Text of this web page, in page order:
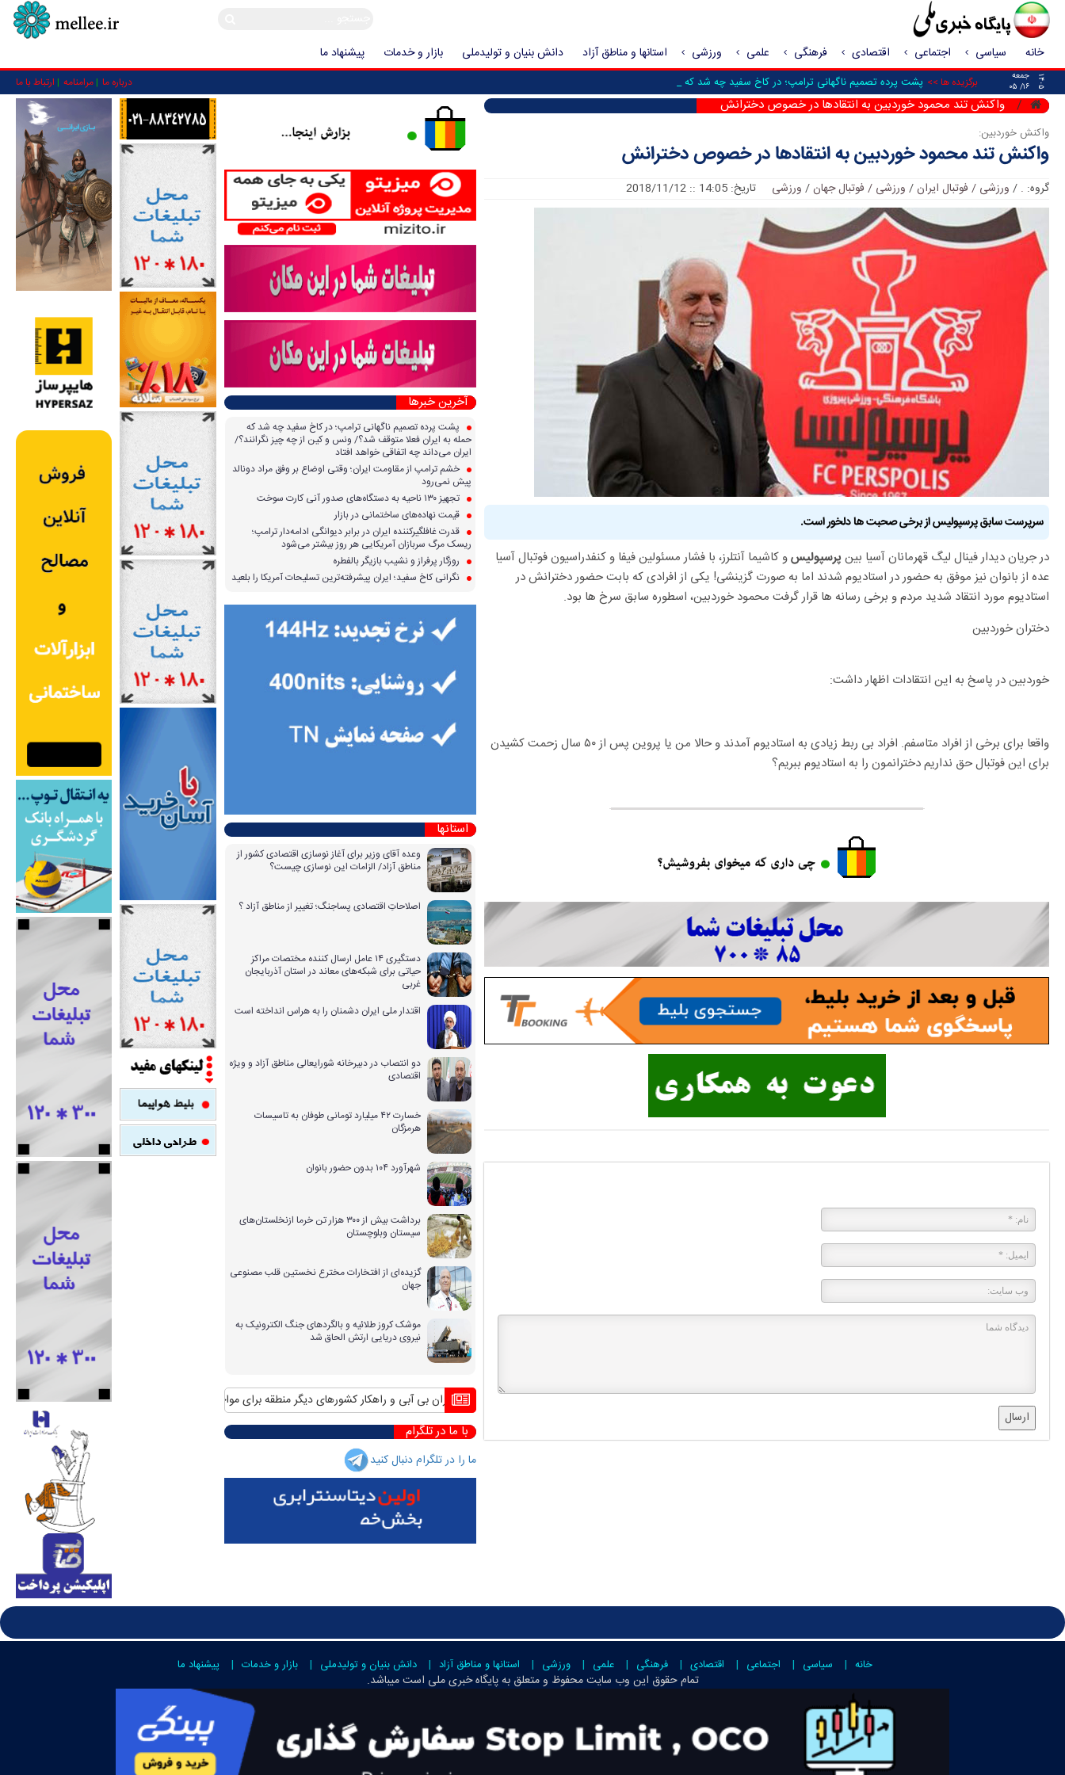
خانه سیاسی اجتماعی اقتصادی فرهنگی علمی ورزشی استانها و مناطق آزاد دانش بنیان و تولیدملی بازار و خدمات پیشنهاد ما
۱۴۰۵
جمعه
۱۶/ ۰۵
برگزیده ها >> پشت پرده تصمیم ناگهانی ترامپ؛ در کاخ سفید چه شد که حمله به _ درباره ما مرامنامه ارتباط با ما
واکنش تند محمود خوردبین به انتقادها در خصوص دخترانش
واکنش خوردبین:
واکنش تند محمود خوردبین به انتقادها در خصوص دخترانش
گروه: .
/ ورزشی / فوتبال ایران/ ورزشی / فوتبال جهان/ ورزشی تاریخ: 14:05 :: 2018/11/12
سرپرست سابق پرسپولیس از برخی صحبت ها دلخور است.
در جریان دیدار فینال لیگ قهرمانان آسیا بینپرسپولیسو کاشیما آنتلرز، با فشار مسئولین فیفا و کنفدراسیون فوتبال آسیا
عده از بانوان نیز موفق به حضور در استادیوم شدند اما به صورت گزینشی! یکی از افرادی که بابت حضور دخترانش در
استادیوم مورد انتقاد شدید مردم و برخی رسانه ها قرار گرفت محمود خوردبین، اسطوره سابق سرخ ها بود.
دختران خوردبین
خوردبین در پاسخ به این انتقادات اظهار داشت:
واقعا برای برخی از افراد متاسفم. افراد بی ربط زیادی به استادیوم آمدند و حالا من یا پروین پس از ۵۰ سال زحمت کشیدن
برای این فوتبال حق نداریم دخترانمون را به استادیوم ببریم؟
ارسال
آخرین خبرها
پشت پرده تصمیم ناگهانی ترامپ؛ در کاخ سفید چه شد که
حمله به ایران فعلا متوقف شد؟/ ونس و کین از چه چیز نگرانند؟/
ایران می‌داند چه اتفاقی خواهد افتاد
خشم ترامپ از مقاومت ایران؛ وقتی اوضاع بر وفق مراد دونالد
پیش نمی‌رود
تجهیز ۱۳۰ ناحیه به دستگاه‌های صدور آنی کارت سوخت
قیمت نهاده‌های ساختمانی در بازار
قدرت غافلگیرکننده ایران در برابر دیوانگی ادامه‌دار ترامپ؛
ریسک مرگ سربازان آمریکایی هر روز بیشتر می‌شود
روزگار پرفراز و نشیب بازیگر بالفطره
نگرانی کاخ سفید؛ ایران پیشرفته‌ترین تسلیحات آمریکا را بلعید
استانها
وعده آقای وزیر برای آغاز نوسازی اقتصادی کشور از
مناطق آزاد/ الزامات این نوسازی چیست؟
اصلاحاتِ اقتصادی پساجنگ؛ تغییر از مناطق آزاد ؟
دستگیری ۱۴ عامل ارسال کننده مختصات مراکز
حیاتی برای شبکه‌های معاند در استان آذربایجان
غربی
اقتدار ملی ایران دشمنان را به هراس انداخته است
دو انتصاب در دبیرخانه شورایعالی مناطق آزاد و ویژه
اقتصادی
خسارت ۴۲ میلیارد تومانی طوفان به تاسیسات
هرمزگان
شهرآورد ۱۰۴ بدون حضور بانوان
برداشت بیش از ۳۰۰ هزار تن خرما ازنخلستان‌های
سیستان وبلوچستان
گزیده‌ای از افتخارات مخترع نخستین قلب مصنوعی
جهان
موشک کروز طلائیه و بالگردهای جنگ الکترونیک به
نیروی دریایی ارتش الحاق شد
بحران بی آبی و راهکار کشورهای دیگر منطقه برای مواجهه با آن منافع پایدار ایران در شانگهای چیست؟
با ما در تلگرام
ما را در تلگرام دنبال کنید
خانه سیاسی اجتماعی اقتصادی فرهنگی علمی ورزشی استانها و مناطق آزاد دانش بنیان و تولیدملی بازار و خدمات پیشنهاد ما
تمام حقوق این وب سایت محفوظ و متعلق بهپایگاه خبری ملی استمیباشد.